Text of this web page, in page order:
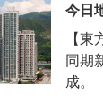
今日
【
同期
成。